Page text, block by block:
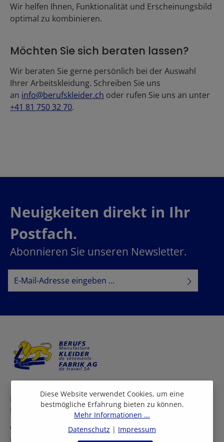
Wir helfen Ihnen, Funktionalität und Erscheinungsbild
optimal zu kombinieren.
Möchten Sie sich beraten lassen?
Wir beraten Sie gerne persönlich bei der Auswahl
Ihrer Arbeitskleidung. Schreiben Sie uns
an info@berufskleider.ch oder rufen Sie uns an unter
+41 81 750 32 70.
Neuigkeiten direkt in Ihr
Postfach.
Abonnieren Sie unseren Newsletter.
E-Mail-Adresse*
Ich habe dieDatenschutzbestimmungenzur Kenntnis
Bei uns finden Sie eine grosse Auswahl an Arbeitskleidern
für viele Berufe und Branchen.
Wir beraten Sie persönlich in allen Fragen rund um die
Diese Website verwendet Cookies, um eine
bestmögliche Erfahrung bieten zu können.
Mehr Informationen ...
Datenschutz | Impressum